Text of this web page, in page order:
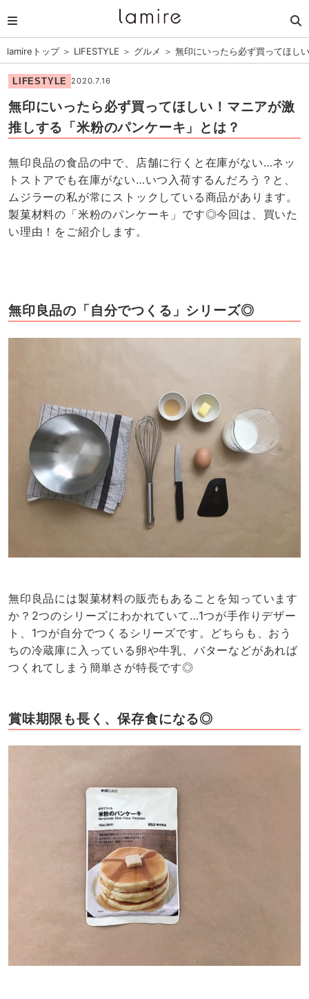
lamireトップ＞ LIFESTYLE ＞ グルメ ＞ 無印にいったら必ず買ってほし
LIFESTYLE 2020.7.16
無印にいったら必ず買ってほしい！マニアが激
推しする「米粉のパンケーキ」とは？
無印良品の食品の中で、店舗に行くと在庫がない…ネッ
トストアでも在庫がない…いつ入荷するんだろう？と、
ムジラーの私が常にストックしている商品があります。
製菓材料の「米粉のパンケーキ」です◎今回は、買いた
い理由！をご紹介します。
無印良品の「自分でつくる」シリーズ◎
無印良品には製菓材料の販売もあることを知っています
か？2つのシリーズにわかれていて…1つが手作りデザー
ト、1つが自分でつくるシリーズです。どちらも、おう
ちの冷蔵庫に入っている卵や牛乳、バターなどがあれば
つくれてしまう簡単さが特長です◎
賞味期限も長く、保存食になる◎